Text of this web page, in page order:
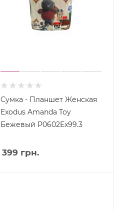
Сумка - Планшет Женская
Exodus Amanda Toy
Бежевый P0602Ex99.3
399 грн.